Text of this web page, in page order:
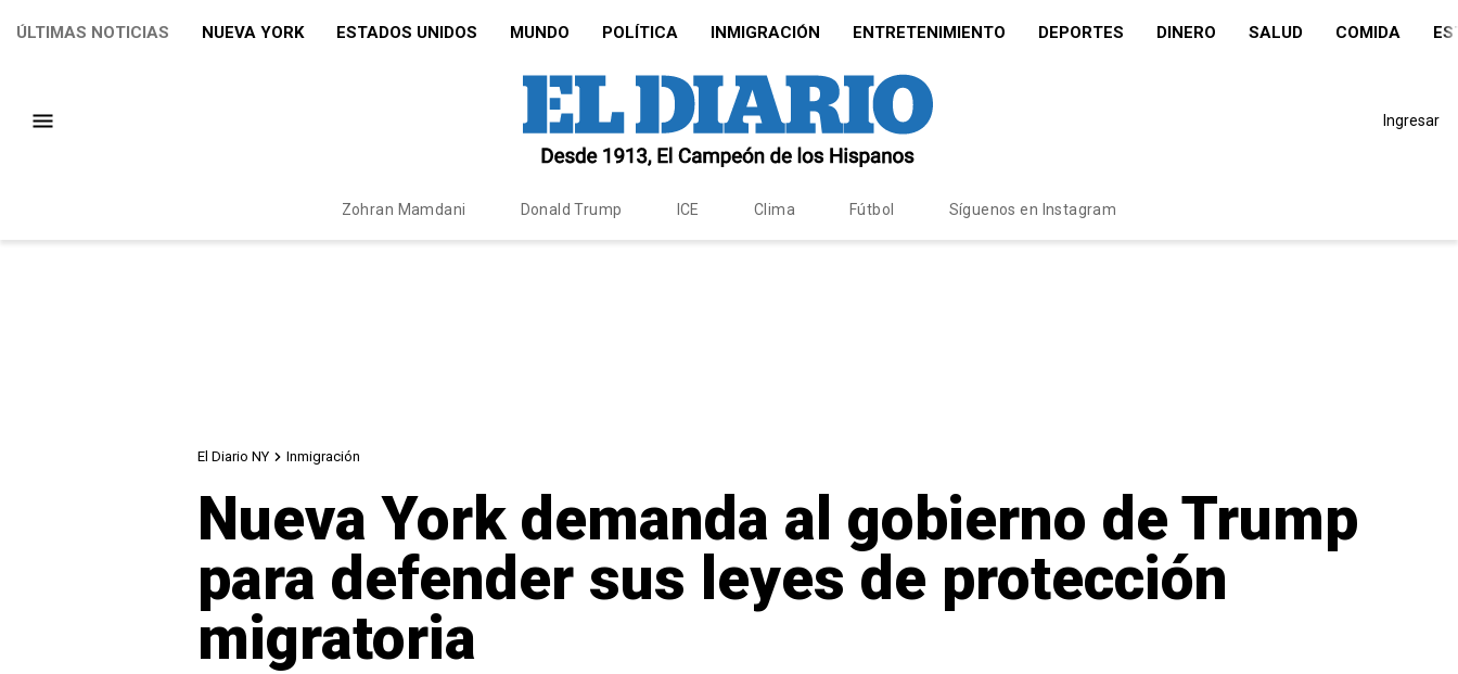
ÚLTIMAS NOTICIAS NUEVA YORK ESTADOS UNIDOS MUNDO POLÍTICA INMIGRACIÓN ENTRETENIMIENTO DEPORTES DINERO SALUD COMIDA
Ingresar
Zohran Mamdani Donald Trump ICE Clima Fútbol Síguenos en Instagram
El Diario NY Inmigración
Nueva York demanda al gobierno de Trump
para defender sus leyes de protección
migratoria